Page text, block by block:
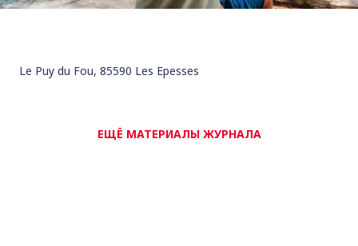
Le Puy du Fou, 85590 Les Epesses
ЕЩЁ МАТЕРИАЛЫ ЖУРНАЛА